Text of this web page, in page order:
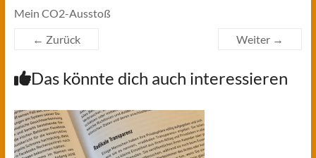
Mein CO2-Ausstoß
← Zurück
Weiter →
Das könnte dich auch interessieren